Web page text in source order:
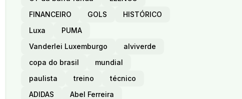
FINANCEIRO
GOLS
HISTÓRICO
Luxa
PUMA
Vanderlei Luxemburgo
alviverde
copa do brasil
mundial
paulista
treino
técnico
ADIDAS
Abel Ferreira